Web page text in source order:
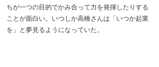
ちが一つの目的でかみ合って力を発揮したりする
ことが面白い。いつしか高橋さんは「いつか起業
を」と夢見るようになっていた。